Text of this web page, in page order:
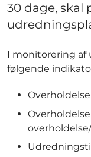
30 dage, skal
I monitorering af
følgende